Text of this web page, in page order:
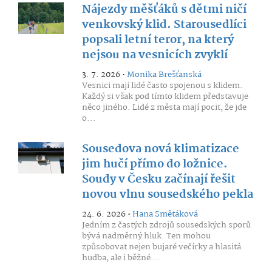
Nájezdy měšťáků s dětmi ničí
venkovský klid. Starousedlíci
popsali letní teror, na který
nejsou na vesnicích zvyklí
3. 7. 2026 •Monika Brešťanská
Vesnici mají lidé často spojenou s klidem.
Každý si však pod tímto klidem představuje
něco jiného. Lidé z města mají pocit, že jde
o...
Sousedova nová klimatizace
jim hučí přímo do ložnice.
Soudy v Česku začínají řešit
novou vlnu sousedského pekla
24. 6. 2026 •Hana Smětáková
Jedním z častých zdrojů sousedských sporů
bývá nadměrný hluk. Ten mohou
způsobovat nejen bujaré večírky a hlasitá
hudba, ale i běžné...